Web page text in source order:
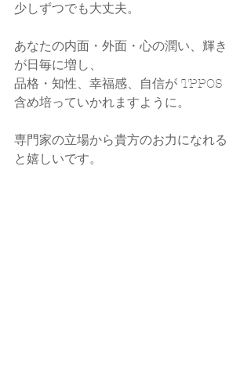
少しずつでも大丈夫。
あなたの内面・外面・心の潤い、輝き
が日毎に増し、
品格・知性、幸福感、自信が TPPOS
含め培っていかれますように。
専門家の立場から貴方のお力になれる
と嬉しいです。